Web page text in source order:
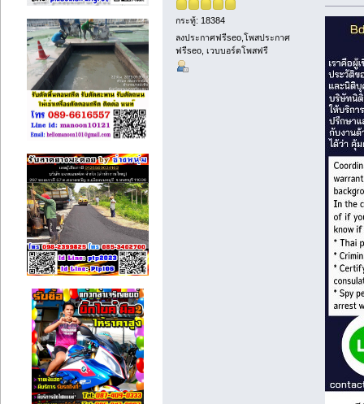
กระทู้: 18384
ลงประกาศฟรีseo,โพสประกาศ
ฟรีseo, เวบบอร์ดโพสฟรี